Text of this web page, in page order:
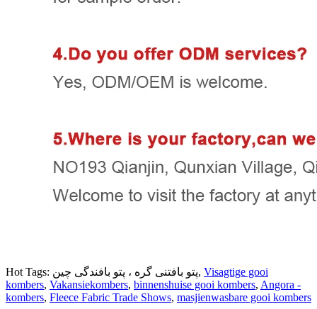
Hot Tags: پتو بافتنی گره ، پتو بافندگی چین, Visagtige gooi
kombers, Vakansiekombers, binnenshuise gooi kombers, Angora -
kombers, Fleece Fabric Trade Shows, masjienwasbare gooi kombers